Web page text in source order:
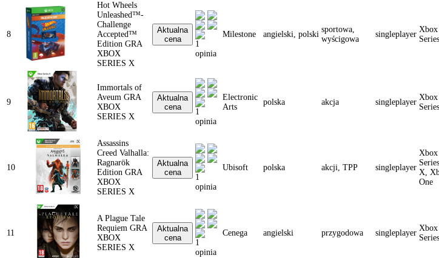
8
Hot Wheels
Unleashed™-
Challenge
Accepted™
Edition GRA
XBOX
SERIES X
Aktualna
cena
1
opinia
Milestone angielski, polski
sportowa,
wyścigowa
singleplayer
Xbox
9
Immortals of
Aveum GRA
XBOX
SERIES X
Aktualna
cena
1
opinia
Electronic
Arts
polska akcja singleplayer
Xbox
Series
10
Assassins
Creed Valhalla:
Ragnarök
Edition GRA
XBOX
SERIES X
Aktualna
cena
1
opinia
Ubisoft polska akcji, TPP singleplayer
Xbox
Series
X,
One
11
A Plague Tale
Requiem GRA
XBOX
SERIES X
Aktualna
cena
1
opinia
Cenega angielski przygodowa singleplayer
Xbox